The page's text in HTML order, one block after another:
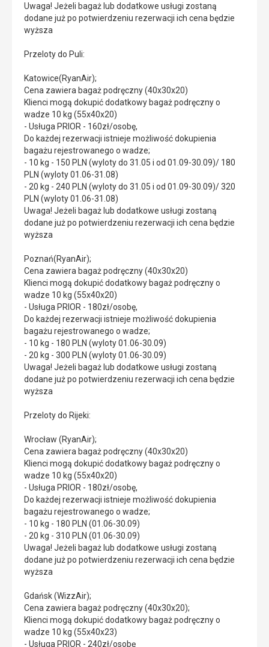
Uwaga! Jeżeli bagaż lub dodatkowe usługi zostaną
dodane już po potwierdzeniu rezerwacji ich cena będzie
wyższa
Przeloty do Puli:
Katowice(RyanAir);
Cena zawiera bagaż podręczny (40x30x20)
Klienci mogą dokupić dodatkowy bagaż podręczny o
wadze 10 kg (55x40x20)
- Usługa PRIOR - 160zł/osobę,
Do każdej rezerwacji istnieje możliwość dokupienia
bagażu rejestrowanego o wadze;
- 10 kg - 150 PLN (wyloty do 31.05 i od 01.09-30.09)/ 180
PLN (wyloty 01.06-31.08)
- 20 kg - 240 PLN (wyloty do 31.05 i od 01.09-30.09)/ 320
PLN (wyloty 01.06-31.08)
Uwaga! Jeżeli bagaż lub dodatkowe usługi zostaną
dodane już po potwierdzeniu rezerwacji ich cena będzie
wyższa
Poznań(RyanAir);
Cena zawiera bagaż podręczny (40x30x20)
Klienci mogą dokupić dodatkowy bagaż podręczny o
wadze 10 kg (55x40x20)
- Usługa PRIOR - 180zł/osobę,
Do każdej rezerwacji istnieje możliwość dokupienia
bagażu rejestrowanego o wadze;
- 10 kg - 180 PLN (wyloty 01.06-30.09)
- 20 kg - 300 PLN (wyloty 01.06-30.09)
Uwaga! Jeżeli bagaż lub dodatkowe usługi zostaną
dodane już po potwierdzeniu rezerwacji ich cena będzie
wyższa
Przeloty do Rijeki:
Wrocław (RyanAir);
Cena zawiera bagaż podręczny (40x30x20)
Klienci mogą dokupić dodatkowy bagaż podręczny o
wadze 10 kg (55x40x20)
- Usługa PRIOR - 180zł/osobę,
Do każdej rezerwacji istnieje możliwość dokupienia
bagażu rejestrowanego o wadze;
- 10 kg - 180 PLN (01.06-30.09)
- 20 kg - 310 PLN (01.06-30.09)
Uwaga! Jeżeli bagaż lub dodatkowe usługi zostaną
dodane już po potwierdzeniu rezerwacji ich cena będzie
wyższa
Gdańsk (WizzAir);
Cena zawiera bagaż podręczny (40x30x20);
Klienci mogą dokupić dodatkowy bagaż podręczny o
wadze 10 kg (55x40x23)
- Usługa PRIOR - 240zł/osobę